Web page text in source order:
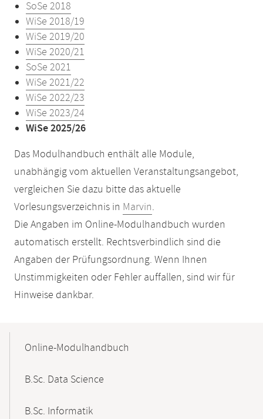
SoSe 2018
WiSe 2018/19
WiSe 2019/20
WiSe 2020/21
SoSe 2021
WiSe 2021/22
WiSe 2022/23
WiSe 2023/24
WiSe 2025/26
Das Modulhandbuch enthält alle Module,
unabhängig vom aktuellen Veranstaltungsangebot,
vergleichen Sie dazu bitte das aktuelle
Vorlesungsverzeichnis in Marvin.
Die Angaben im Online-Modulhandbuch wurden
automatisch erstellt. Rechtsverbindlich sind die
Angaben der Prüfungsordnung. Wenn Ihnen
Unstimmigkeiten oder Fehler auffallen, sind wir für
Hinweise dankbar.
NavigationOnline-Modulhandbuch
B.Sc. Data Science
B.Sc. Informatik